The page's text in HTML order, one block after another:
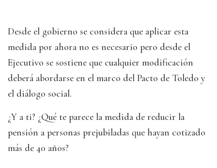
Desde el gobierno se considera que aplicar esta
medida por ahora no es necesario pero desde el
Ejecutivo se sostiene que cualquier modificación
deberá abordarse en el marco del Pacto de Toledo y
el diálogo social.
¿Y a ti? ¿Qué te parece la medida de reducir la
pensión a personas prejubiladas que hayan cotizado
más de 40 años?